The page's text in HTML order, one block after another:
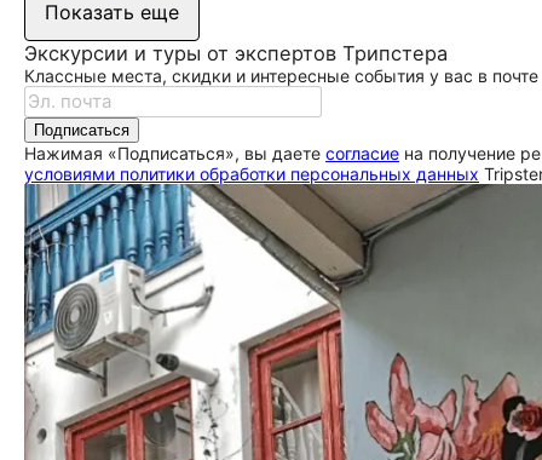
Показать еще
Экскурсии и туры от экспертов Трипстера
Классные места, скидки и интересные события у вас в почте
Подписаться
Нажимая «Подписаться», вы даете согласие на получение
условиями политики обработки персональных данных